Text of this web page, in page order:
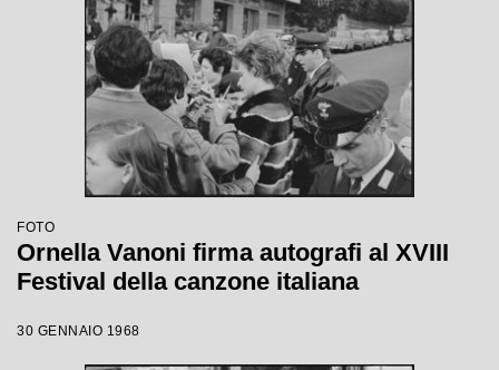
FOTO
Ornella Vanoni firma autografi al XVIII
Festival della canzone italiana
30 GENNAIO 1968